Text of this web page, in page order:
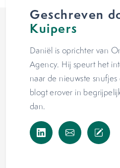
Geschreven
Kuipers
Daniël is oprichter van
Agency. Hij speurt het
naar de nieuwste
blogt erover in
dan.